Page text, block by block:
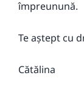
împreunună.
Te aștept cu
Cătălina